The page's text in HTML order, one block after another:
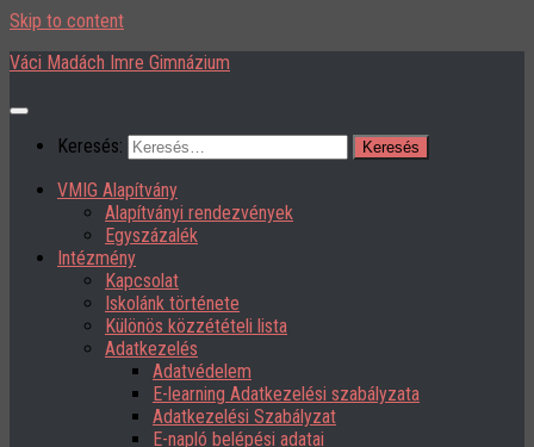
Skip to content
Váci Madách Imre Gimnázium
Keresés:
VMIG Alapítvány
Alapítványi rendezvények
Egyszázalék
Intézmény
Kapcsolat
Iskolánk története
Különös közzétételi lista
Adatkezelés
Adatvédelem
E-learning Adatkezelési szabályzata
Adatkezelési Szabályzat
E-napló belépési adatai